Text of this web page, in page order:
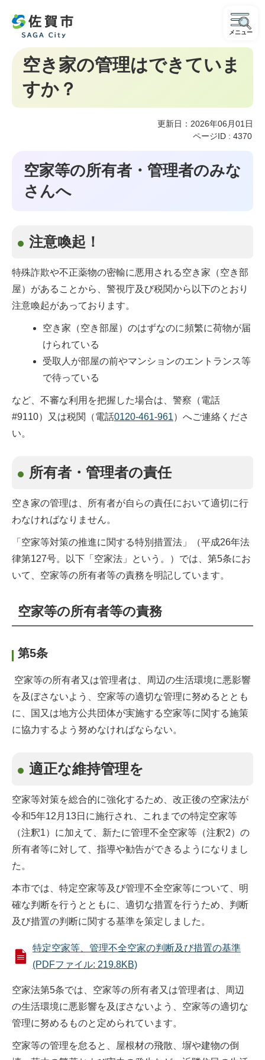
メニュー
空き家の管理はできていま
すか？
更新日：2026年06月01日
ページID : 4370
空家等の所有者・管理者のみな
さんへ
注意喚起！
特殊詐欺や不正薬物の密輸に悪用される空き家（空き部
屋）があることから、警視庁及び税関から以下のとおり
注意喚起があっております。
空き家（空き部屋）のはずなのに頻繁に荷物が届
けられている
受取人が部屋の前やマンションのエントランス等
で待っている
など、不審な利用を把握した場合は、警察（電話
#9110）又は税関（電話0120-461-961）へご連絡くださ
い。
所有者・管理者の責任
空き家の管理は、所有者が自らの責任において適切に行
わなければなりません。
「空家等対策の推進に関する特別措置法」（平成26年法
律第127号。以下「空家法」という。）では、第5条にお
いて、空家等の所有者等の責務を明記しています。
空家等の所有者等の責務
第5条
空家等の所有者又は管理者は、周辺の生活環境に悪影響
を及ぼさないよう、空家等の適切な管理に努めるととも
に、国又は地方公共団体が実施する空家等に関する施策
に協力するよう努めなければならない。
適正な維持管理を
空家等対策を総合的に強化するため、改正後の空家法が
令和5年12月13日に施行され、これまでの特定空家等
（注釈1）に加えて、新たに管理不全空家等（注釈2）の
所有者等に対して、指導や勧告ができるようになりまし
た。
本市では、特定空家等及び管理不全空家等について、明
確な判断を行うとともに、適切な措置を行うため、判断
及び措置の判断に関する基準を策定しました。
特定空家等、管理不全空家の判断及び措置の基準
(PDFファイル: 219.8KB)
空家法第5条では、空家等の所有者又は管理者は、周辺
の生活環境に悪影響を及ぼさないよう、空家等の適切な
管理に努めるものと定められています。
空家等の管理を怠ると、屋根材の飛散、塀や建物の倒